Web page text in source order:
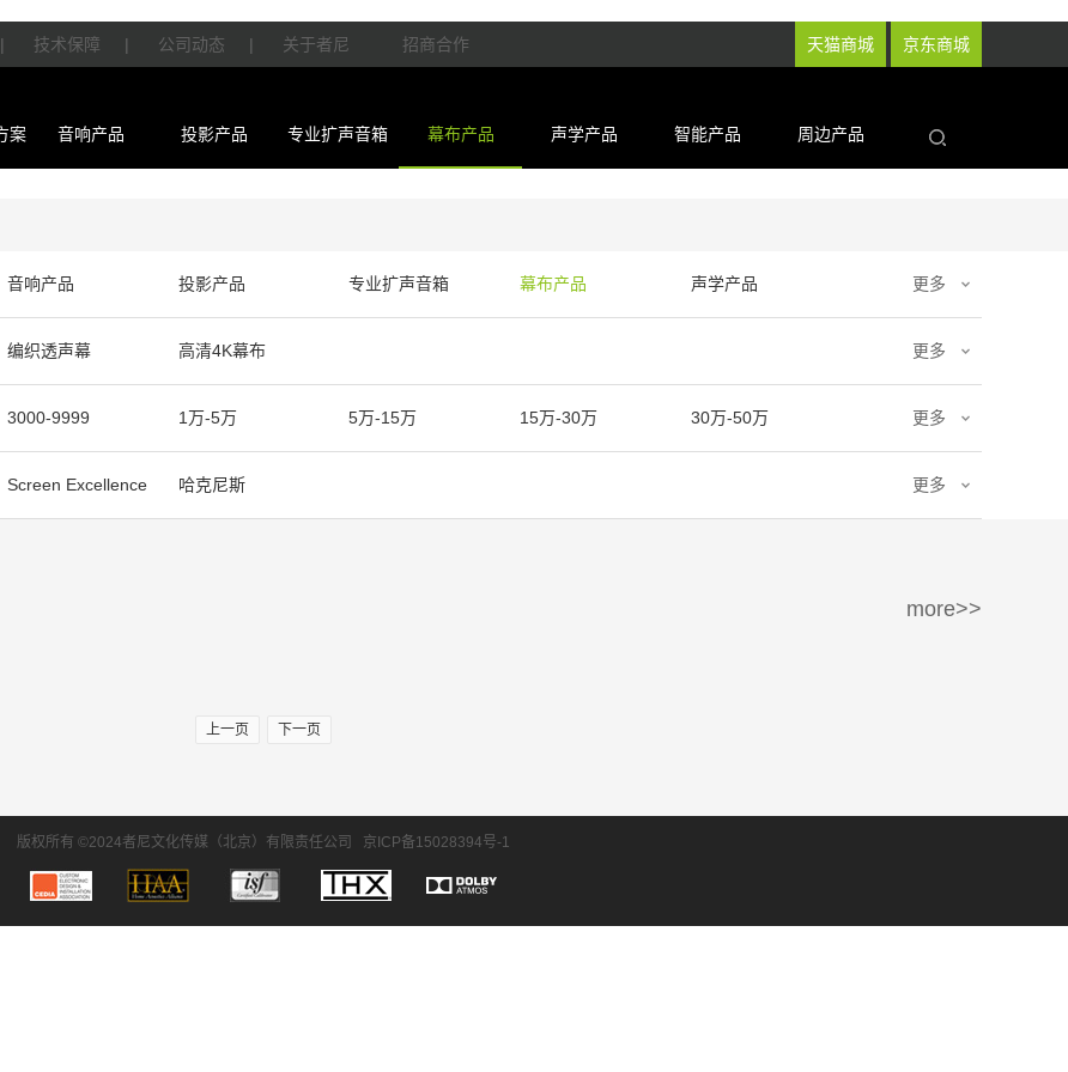
天猫商城 京东商城
| 技术保障 | 公司动态 | 关于者尼 招商合作
案 音响产品 投影产品 专业扩声音箱 幕布产品 声学产品 智能产品 周边产品
音响产品 投影产品 专业扩声音箱 幕布产品 声学产品 更多
编织透声幕 高清4K幕布 更多
3000-9999 1万-5万 5万-15万 15万-30万 30万-50万 更多
Screen Excellence 哈克尼斯 更多
more>>
上一页 下一页
版权所有 ©2024者尼文化传媒（北京）有限责任公司 京ICP备15028394号-1